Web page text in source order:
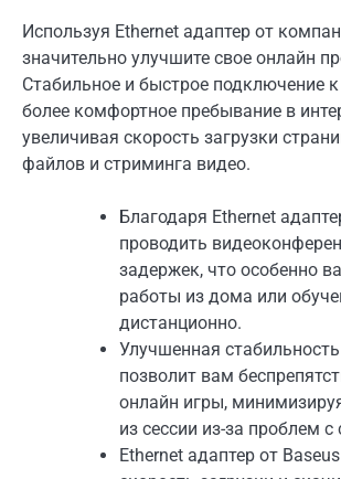
Используя Ethernet адаптер от
значительно улучшите свое онлайн
Стабильное и быстрое подключение к
более комфортное пребывание в
увеличивая скорость загрузки
файлов и стриминга видео.
Благодаря Ethernet
проводить
задержек, что особенно
работы из дома или
дистанционно.
Улучшенная
позволит вам
онлайн игры,
из сессии из-за проблем с
Ethernet адаптер от